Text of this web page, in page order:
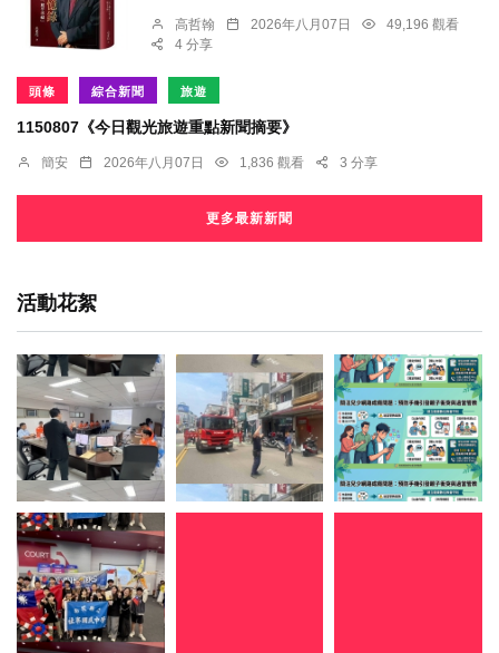
高哲翰 2026年八月07日
49,196 觀看
4 分享
頭條 綜合新聞 旅遊
1150807《今日觀光旅遊重點新聞摘要》
簡安 2026年八月07日 1,836 觀看 3 分享
更多最新新聞
活動花絮